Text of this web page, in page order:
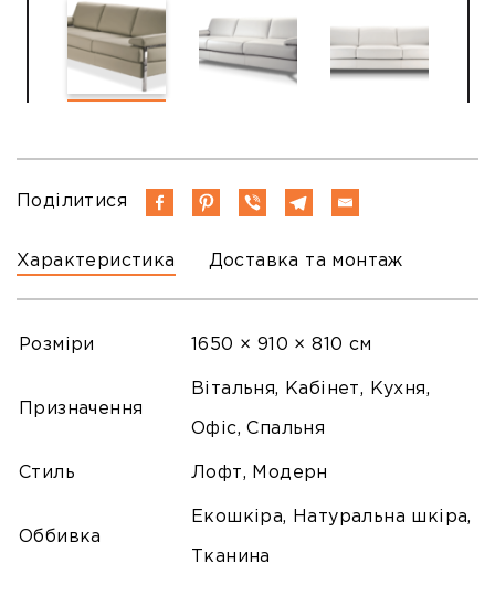
Характеристика Доставка та монтаж
Поділитися
Розміри 1650 × 910 × 810 см
Призначення
Вітальня, Кабінет, Кухня,
Офіс, Спальня
Стиль Лофт, Модерн
Оббивка
Екошкіра, Натуральна шкіра,
Тканина